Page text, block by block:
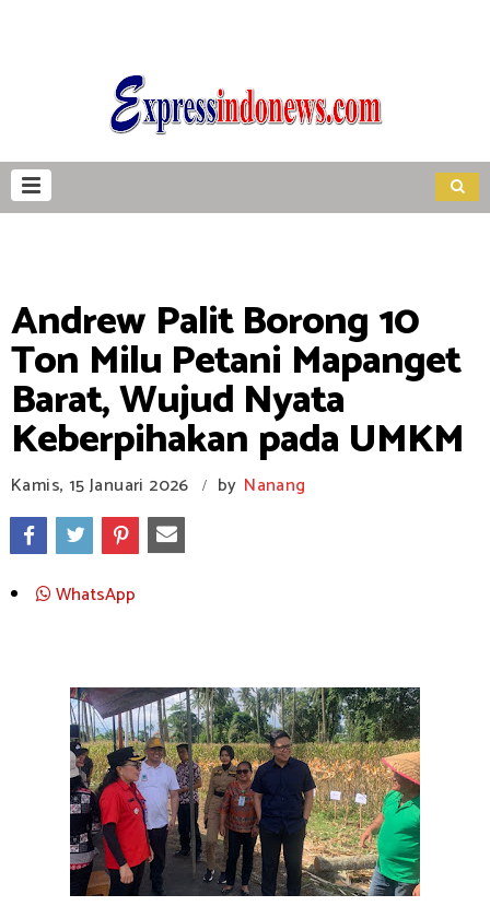
Andrew Palit Borong 10
Ton Milu Petani Mapanget
Barat, Wujud Nyata
Keberpihakan pada UMKM
Kamis, 15 Januari 2026 / by Nanang
WhatsApp